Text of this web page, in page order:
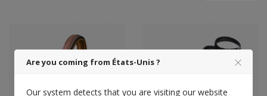
Are you coming from États-Unis ?
Our system detects that you are visiting our website